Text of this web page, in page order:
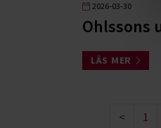
2026-03-30
Ohlssons
LÄS MER
< 1